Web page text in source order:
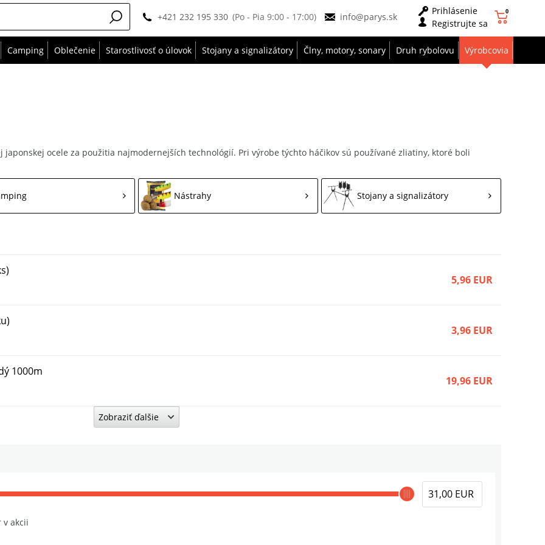
+421 232 195 330 (Po - Pia 9:00 - 17:00) info@parys.sk
Prihlásenie
Registrujte sa
0
Camping Oblečenie Starostlivosť o úlovok Stojany a signalizátory Člny, motory, sonary Druh rybolovu Výrobcovia
japonskej ocele za použitia najmodernejších technológií. Pri výrobe týchto háčikov sú používané zliatiny, ktoré boli
Nástrahy Stojany a signalizátory
5,96 EUR
3,96 EUR
1000m
19,96 EUR
5,96 EUR
Zobraziť ďalšie
v akcii